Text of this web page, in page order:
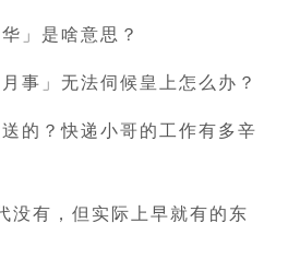
」是啥意思？
事」无法伺候皇上怎么办？
的？快递小哥的工作有多辛
没有，但实际上早就有的东